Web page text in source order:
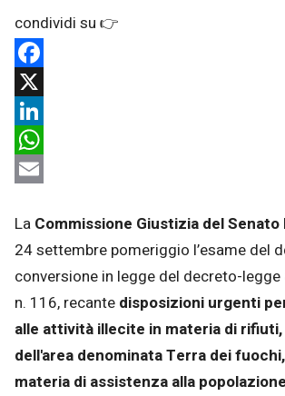
Facebook
X
LinkedIn
WhatsApp
La Commissione Giustizia del Senato
24 settembre pomeriggio l’esame del
conversione in legge del decreto-
n. 116, recante disposizioni urgenti
alle attività illecite in materia di
dell'area denominata Terra dei
materia di assistenza alla